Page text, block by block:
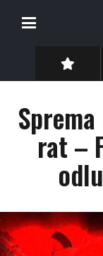
rat –